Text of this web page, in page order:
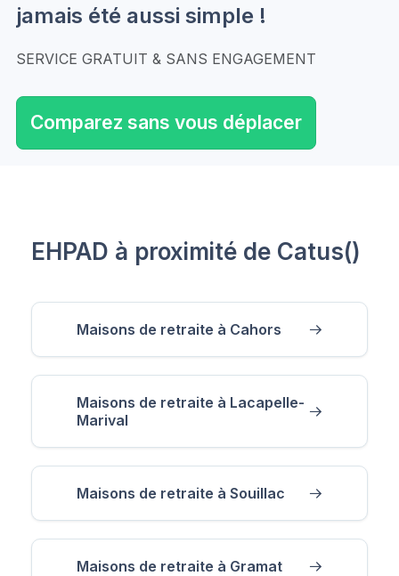
jamais été aussi simple !
SERVICE GRATUIT & SANS ENGAGEMENT
Comparez sans vous déplacer
EHPAD à proximité de Catus()
Maisons de retraite à Cahors
Maisons de retraite à Lacapelle-
Marival
Maisons de retraite à Souillac
Maisons de retraite à Gramat